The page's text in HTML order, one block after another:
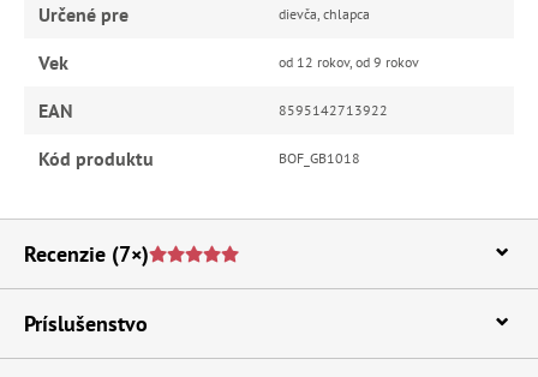
Určené pre dievča, chlapca
Vek od 12 rokov, od 9 rokov
EAN 8595142713922
Kód produktu BOF_GB1018
Recenzie (7×)
Príslušenstvo